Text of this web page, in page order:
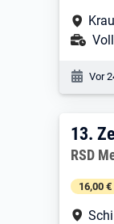
Vor
13.
13.
RSD
16,00